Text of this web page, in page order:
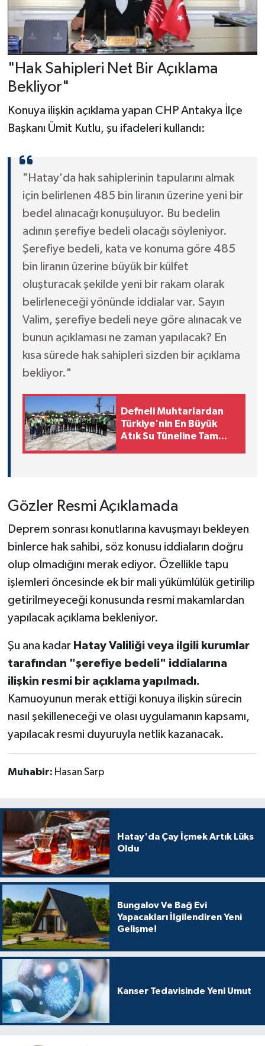
"Hak Sahipleri Net Bir Açıklama
Bekliyor"
Konuya ilişkin açıklama yapan CHP Antakya İlçe
Başkanı Ümit Kutlu, şu ifadeleri kullandı:
"Hatay'da hak sahiplerinin tapularını almak
için belirlenen 485 bin liranın üzerine yeni bir
bedel alınacağı konuşuluyor. Bu bedelin
adının şerefiye bedeli olacağı söyleniyor.
Şerefiye bedeli, kata ve konuma göre 485
bin liranın üzerine büyük bir külfet
oluşturacak şekilde yeni bir rakam olarak
belirleneceği yönünde iddialar var. Sayın
Valim, şerefiye bedeli neye göre alınacak ve
bunun açıklaması ne zaman yapılacak? En
kısa sürede hak sahipleri sizden bir açıklama
bekliyor."
Defneli Muhtarlardan
Türkiye'nin En Büyük
Atık Su Tüneline Tam
Gözler Resmi Açıklamada
Deprem sonrası konutlarına kavuşmayı bekleyen
binlerce hak sahibi, söz konusu iddiaların doğru
olup olmadığını merak ediyor. Özellikle tapu
işlemleri öncesinde ek bir mali yükümlülük getirilip
getirilmeyeceği konusunda resmi makamlardan
yapılacak açıklama bekleniyor.
Şu ana kadar Hatay Valiliği veya ilgili kurumlar
tarafından "şerefiye bedeli" iddialarına
ilişkin resmi bir açıklama yapılmadı.
Kamuoyunun merak ettiği konuya ilişkin sürecin
nasıl şekilleneceği ve olası uygulamanın kapsamı,
yapılacak resmi duyuruyla netlik kazanacak.
Muhabir: Hasan Sarp
Hatay'da Çay İçmek Artık Lüks
Oldu
Bungalov Ve Bağ Evi
Yapacakları İlgilendiren Yeni
Gelişme!
Kanser Tedavisinde Yeni Umut